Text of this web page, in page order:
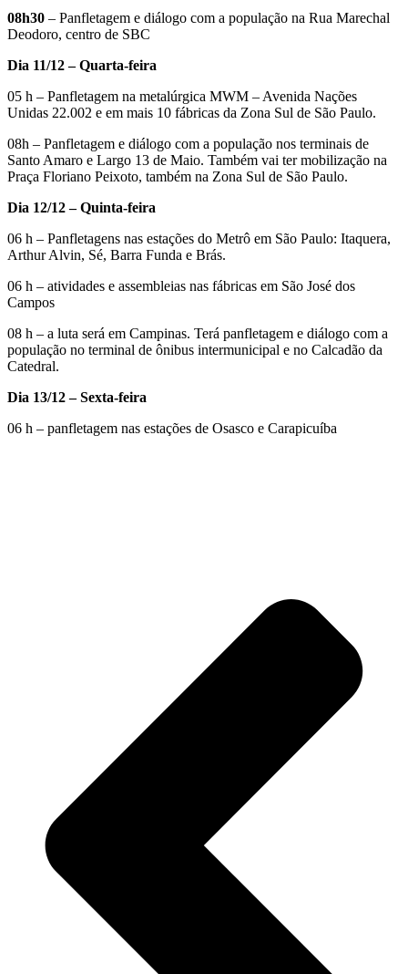
08h30 – Panfletagem e diálogo com a população na Rua Marechal
Deodoro, centro de SBC
Dia 11/12 – Quarta-feira
05 h – Panfletagem na metalúrgica MWM – Avenida Nações
Unidas 22.002 e em mais 10 fábricas da Zona Sul de São Paulo.
08h – Panfletagem e diálogo com a população nos terminais de
Santo Amaro e Largo 13 de Maio. Também vai ter mobilização na
Praça Floriano Peixoto, também na Zona Sul de São Paulo.
Dia 12/12 – Quinta-feira
06 h – Panfletagens nas estações do Metrô em São Paulo: Itaquera,
Arthur Alvin, Sé, Barra Funda e Brás.
06 h – atividades e assembleias nas fábricas em São José dos
Campos
08 h – a luta será em Campinas. Terá panfletagem e diálogo com a
população no terminal de ônibus intermunicipal e no Calcadão da
Catedral.
Dia 13/12 – Sexta-feira
06 h – panfletagem nas estações de Osasco e Carapicuíba